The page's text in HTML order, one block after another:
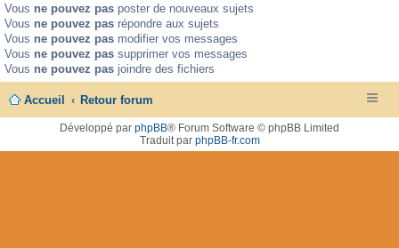
Vous ne pouvez pas poster de nouveaux sujets
Vous ne pouvez pas répondre aux sujets
Vous ne pouvez pas modifier vos messages
Vous ne pouvez pas supprimer vos messages
Vous ne pouvez pas joindre des fichiers
Accueil Retour forum
Développé par phpBB® Forum Software © phpBB Limited
Traduit par phpBB-fr.com